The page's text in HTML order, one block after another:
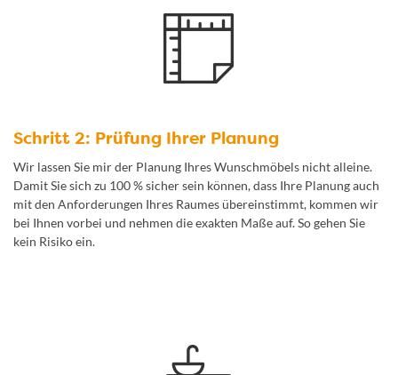
Schritt 2: Prüfung Ihrer Planung
Wir lassen Sie mir der Planung Ihres Wunschmöbels nicht alleine.
Damit Sie sich zu 100 % sicher sein können, dass Ihre Planung auch
mit den Anforderungen Ihres Raumes übereinstimmt, kommen wir
bei Ihnen vorbei und nehmen die exakten Maße auf. So gehen Sie
kein Risiko ein.